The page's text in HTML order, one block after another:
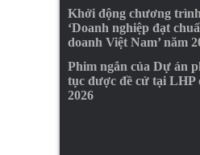
Khởi động chương
‘Doanh nghiệp đạt
doanh Việt Nam’ năm
Phim ngắn của Dự án
tục được đề cử tại LHP
2026